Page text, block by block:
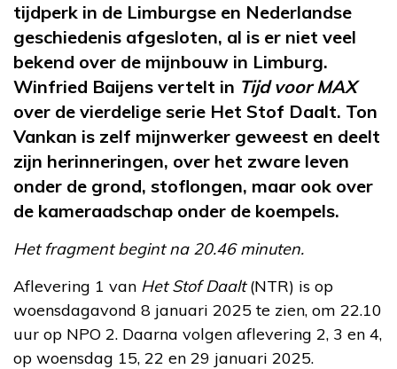
tijdperk in de Limburgse en Nederlandse
geschiedenis afgesloten, al is er niet veel
bekend over de mijnbouw in Limburg.
Winfried Baijens vertelt in Tijd voor MAX
over de vierdelige serie Het Stof Daalt. Ton
Vankan is zelf mijnwerker geweest en deelt
zijn herinneringen, over het zware leven
onder de grond, stoflongen, maar ook over
de kameraadschap onder de koempels.
Het fragment begint na 20.46 minuten.
Aflevering 1 van Het Stof Daalt(NTR) is op
woensdagavond 8 januari 2025 te zien, om 22.10
uur op NPO 2. Daarna volgen aflevering 2, 3 en 4,
op woensdag 15, 22 en 29 januari 2025.